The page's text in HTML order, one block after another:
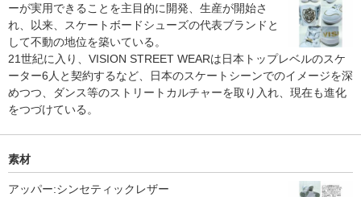
ーが実用できることを主目的に開発、生産が開始さ
れ、以来、スケートボードシューズの代表ブランドと
して不動の地位を築いている。
21世紀に入り、VISION STREET WEARは日本トップレベルのスケ
ーター6人と契約するなど、日本のスケートシーンでのイメージを深
めつつ、ダンス等のストリートカルチャーを取り入れ、現在も進化
をつづけている。
素材
アッパー:シンセティックレザー